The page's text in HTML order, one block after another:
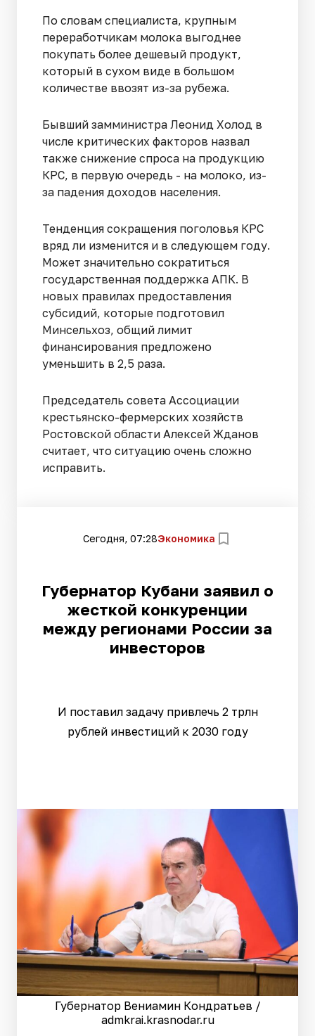
По словам специалиста, крупным
переработчикам молока выгоднее
покупать более дешевый продукт,
который в сухом виде в большом
количестве ввозят из-за рубежа.
Бывший замминистра Леонид Холод в
числе критических факторов назвал
также снижение спроса на продукцию
КРС, в первую очередь - на молоко, из-
за падения доходов населения.
Тенденция сокращения поголовья КРС
вряд ли изменится и в следующем году.
Может значительно сократиться
государственная поддержка АПК. В
новых правилах предоставления
субсидий, которые подготовил
Минсельхоз, общий лимит
финансирования предложено
уменьшить в 2,5 раза.
Председатель совета Ассоциации
крестьянско-фермерских хозяйств
Ростовской области Алексей Жданов
считает, что ситуацию очень сложно
исправить.
Сегодня, 07:28Экономика
Губернатор Кубани заявил о
жесткой конкуренции
между регионами России за
инвесторов
И поставил задачу привлечь 2 трлн
рублей инвестиций к 2030 году
Губернатор Вениамин Кондратьев /
admkrai.krasnodar.ru